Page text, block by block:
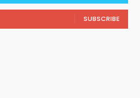
SUBSCRIBE